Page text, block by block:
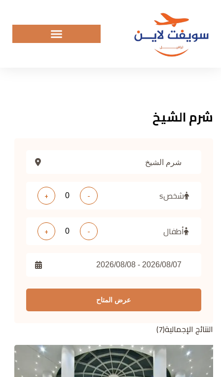
شرم الشيخ
النتائج الإجمالية(
7
)
شخصs -
+
أطفال -
+
عرض المتاح